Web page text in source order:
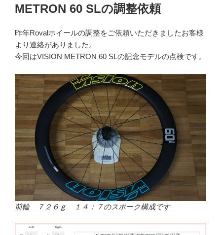
METRON 60 SLの調整依頼
昨年Rovalホイールの調整をご依頼いただきましたお客様
より連絡がありました。
今回はVISION METRON 60 SLの記念モデルの点検です。
前輪 ７２６ｇ １４：７のスポーク構成です